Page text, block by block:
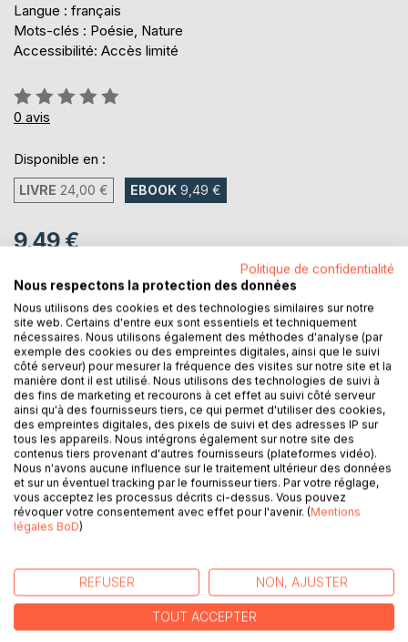
Langue : français
Mots-clés : Poésie, Nature
Accessibilité: Accès limité
Évaluation:
0%
0 avis
Disponible en :
LIVRE 24,00 € EBOOK 9,49 €
9,49 €
Téléchargement disponible dès maintenant
AJOUTER AU PANIER
Ajouter à ma liste d'envies
Laisser un avis
L'homme a toujours peint avant de savoir écrire.
Je vous invite ici à une promenade à travers mes peintures
Politique de confidentialité
Nous respectons la protection des données
Nous utilisons des cookies et des technologies similaires sur notre
site web. Certains d'entre eux sont essentiels et techniquement
nécessaires. Nous utilisons également des méthodes d'analyse (par
exemple des cookies ou des empreintes digitales, ainsi que le suivi
côté serveur) pour mesurer la fréquence des visites sur notre site et la
manière dont il est utilisé. Nous utilisons des technologies de suivi à
des fins de marketing et recourons à cet effet au suivi côté serveur
ainsi qu'à des fournisseurs tiers, ce qui permet d'utiliser des cookies,
des empreintes digitales, des pixels de suivi et des adresses IP sur
tous les appareils. Nous intégrons également sur notre site des
contenus tiers provenant d'autres fournisseurs (plateformes vidéo).
Nous n'avons aucune influence sur le traitement ultérieur des données
et sur un éventuel tracking par le fournisseur tiers. Par votre réglage,
vous acceptez les processus décrits ci-dessus. Vous pouvez
révoquer votre consentement avec effet pour l'avenir. (Mentions
légales BoD)
REFUSER NON, AJUSTER
TOUT ACCEPTER